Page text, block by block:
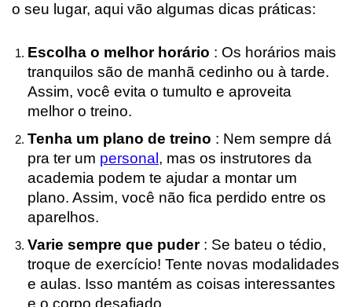
o seu lugar, aqui vão algumas dicas práticas:
Escolha o melhor horário : Os horários mais
tranquilos são de manhã cedinho ou à tarde.
Assim, você evita o tumulto e aproveita
melhor o treino.
Tenha um plano de treino : Nem sempre dá
pra ter um personal , mas os instrutores da
academia podem te ajudar a montar um
plano. Assim, você não fica perdido entre os
aparelhos.
Varie sempre que puder: Se bateu o tédio,
troque de exercício! Tente novas modalidades
e aulas. Isso mantém as coisas interessantes
e o corpo desafiado.